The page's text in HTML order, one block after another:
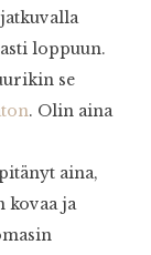
loppuun.
se
. Olin aina
aina,
kovaa ja